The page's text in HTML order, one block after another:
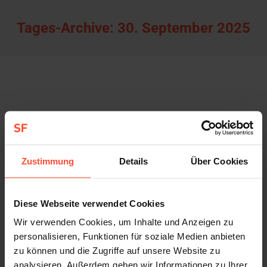
Zustimmung Details Über Cookies
Diese Webseite verwendet Cookies
Wir verwenden Cookies, um Inhalte und Anzeigen zu
personalisieren, Funktionen für soziale Medien anbieten
zu können und die Zugriffe auf unsere Website zu
analysieren. Außerdem geben wir Informationen zu Ihrer
Tages-Archive: 30. September 2025
Sympathische:r PR-Berater:in in Teilzeit
Allgemein VonSturmfest 30. September 2025